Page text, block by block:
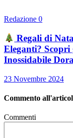
Redazione 0
Regali di
Eleganti?
Inossidabile
23 Novembre 2024
Commento
Commenti